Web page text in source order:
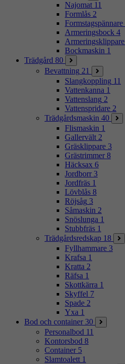
Najomat 11
Formlås 2
Formstagspännare
Armeringsbock 4
Armeringsklippare
Bockmaskin 1
Trädgård 80
Bevattning 21
Slangkoppling 11
Vattenkanna 1
Vattenslang 2
Vattenspridare 2
Trädgårdsmaskin 40
Flismaskin 1
Gallervält 2
Gräsklippare 3
Grästrimmer 8
Häcksax 6
Jordborr 3
Jordfräs 1
Lövblås 8
Röjsåg 3
Såmaskin 2
Snöslunga 1
Stubbfräs 1
Trädgårdsredskap 18
Fyllhammare 3
Krafsa 1
Kratta 2
Räfsa 1
Skottkärra 1
Skyffel 7
Spade 2
Yxa 1
Bod och container 30
Personalbod 11
Kontorsbod 8
Container 5
Slamtoalett 1